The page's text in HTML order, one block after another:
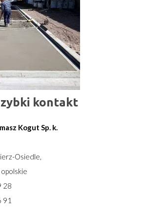
kontakt
Kogut Sp. k.
Osiedle,
28
91